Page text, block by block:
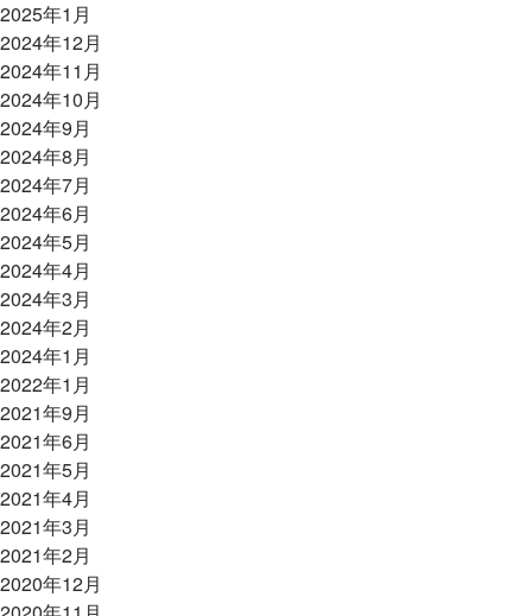
2025年1月
2024年12月
2024年11月
2024年10月
2024年9月
2024年8月
2024年7月
2024年6月
2024年5月
2024年4月
2024年3月
2024年2月
2024年1月
2022年1月
2021年9月
2021年6月
2021年5月
2021年4月
2021年3月
2021年2月
2020年12月